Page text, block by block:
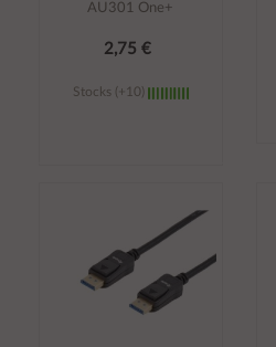
AU301 One+
2,75 €
Stocks (+10)